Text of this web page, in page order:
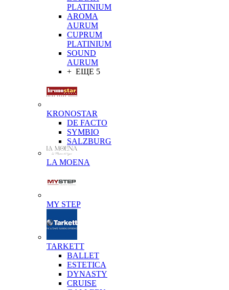
PLATINIUM
AROMA
AURUM
CUPRUM
PLATINIUM
SOUND
AURUM
+ ЕЩЕ 5
KRONOSTAR
DE FACTO
SYMBIO
SALZBURG
LA MOENA
MY STEP
TARKETT
BALLET
ESTETICA
DYNASTY
CRUISE